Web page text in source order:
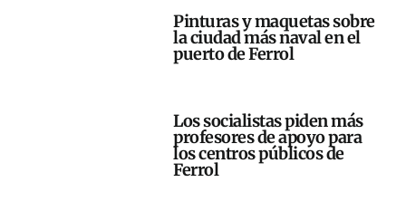
Pinturas y maquetas sobre
la ciudad más naval en el
puerto de Ferrol
Los socialistas piden más
profesores de apoyo para
los centros públicos de
Ferrol